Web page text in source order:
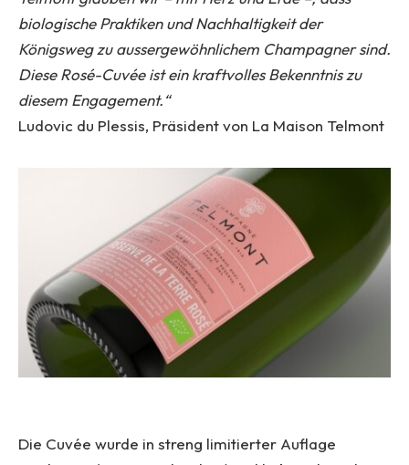
biologische Praktiken und Nachhaltigkeit der
Königsweg zu aussergewöhnlichem Champagner sind.
Diese Rosé-Cuvée ist ein kraftvolles Bekenntnis zu
diesem Engagement.“
Ludovic du Plessis, Präsident von La Maison Telmont
Die Cuvée wurde in streng limitierter Auflage